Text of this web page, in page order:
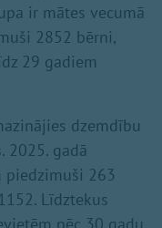
ir mātes vecumā
2852 bērni,
29 gadiem
dzemdību
2025. gadā
piedzimuši 263
Līdztekus
pēc 30 gadu